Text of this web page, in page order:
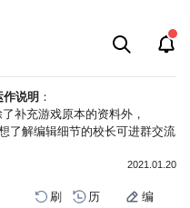
说明 ：
补充游戏原本的资料外，
了解编辑细节的校长可进群交流
2021.01.20
刷 历 编